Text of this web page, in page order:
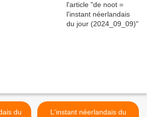
L'instant néerlandais du